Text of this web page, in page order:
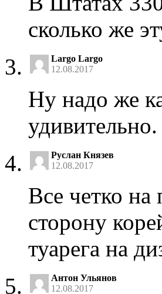
сколько же
Largo Largo
12.08.2017
Ну надо же
удивительно.
Руслан Князев
12.08.2017
Все четко на
сторону
туарега на
Антон Ульянов
12.08.2017